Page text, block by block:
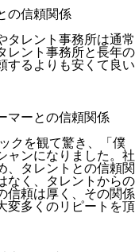
タレント事務所は通常
レント事務所と長年の
するよりも安くて良い
クを観て驚き、「僕
ャンになりました。社
、タレントとの信頼関
く、
タレントからの
信頼は厚く、その関係
変多くのリピートを頂